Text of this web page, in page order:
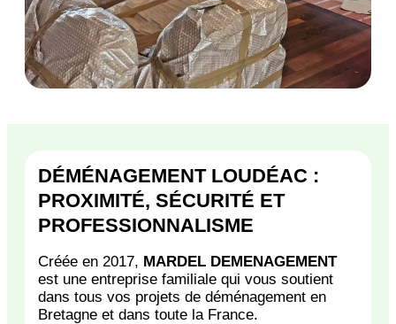
DÉMÉNAGEMENT LOUDÉAC :
PROXIMITÉ, SÉCURITÉ ET
PROFESSIONNALISME
Créée en 2017, MARDEL DEMENAGEMENT
est une entreprise familiale qui vous soutient
dans tous vos projets de déménagement en
Bretagne et dans toute la France.